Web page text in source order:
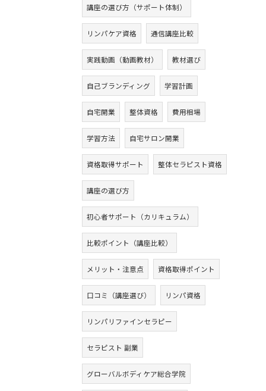
講座の選び方（サポート体制）
リンパケア資格 通信講座比較
実践動画（動画教材） 教材選び
自己ブランディング 学習計画
自宅開業 整体資格 費用相場
学習方法 自宅サロン開業
資格取得サポート 整体セラピスト資格
講座の選び方
初心者サポート（カリキュラム）
比較ポイント（講座比較）
メリット・注意点 資格取得ポイント
口コミ（講座選び） リンパ資格
リンパリファインセラピー
セラピスト 副業
グローバルボディケア総合学院